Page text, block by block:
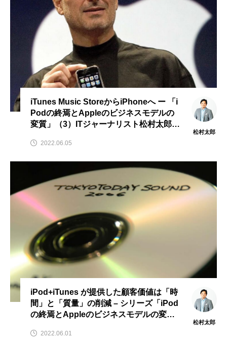
iTunes Music StoreからiPhoneへ ー 「i
Podの終焉とAppleのビジネスモデルの
変質」（3）ITジャーナリスト松村太郎の
松村太郎
2022.06.05
iPod+iTunes が提供した顧客価値は「時
間」と「質量」の削減 – シリーズ「iPod
の終焉とAppleのビジネスモデルの変
ro’s eye
松村太郎
2022.06.01